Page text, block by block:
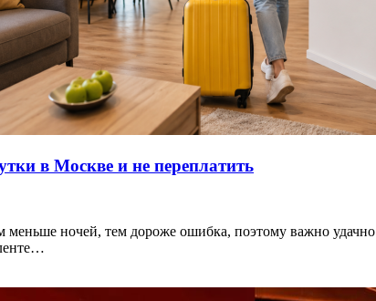
в Москве и не переплатить
меньше ночей, тем дороже ошибка, поэтому важно удачно